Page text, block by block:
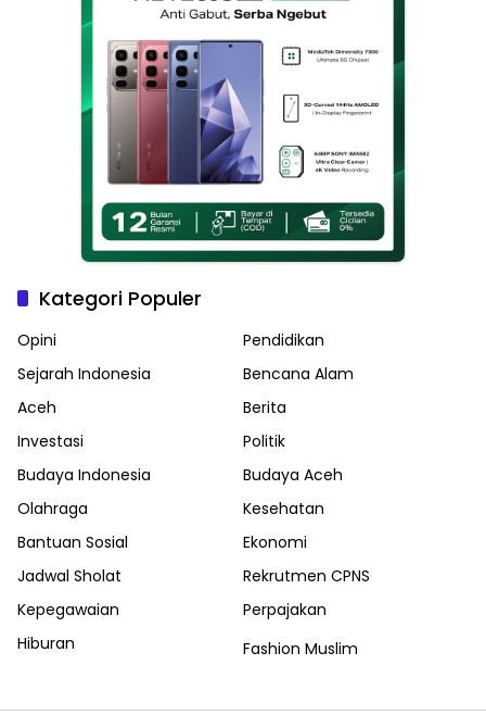
Kategori Populer
Opini
Pendidikan
Sejarah Indonesia
Bencana Alam
Aceh
Berita
Investasi
Politik
Budaya Indonesia
Budaya Aceh
Olahraga
Kesehatan
Bantuan Sosial
Ekonomi
Jadwal Sholat
Rekrutmen CPNS
Kepegawaian
Perpajakan
Hiburan
Fashion Muslim